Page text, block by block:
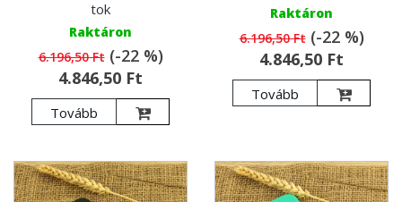
tok
Raktáron
6.196,50 Ft(-22 %)
4.846,50 Ft
Tovább
Raktáron
6.196,50 Ft(-22 %)
4.846,50 Ft
Tovább